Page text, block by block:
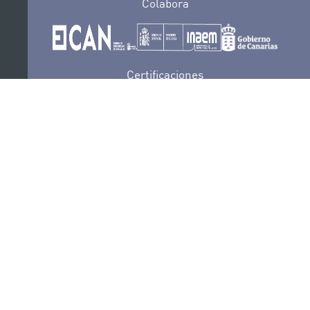
Colabora
Certificaciones